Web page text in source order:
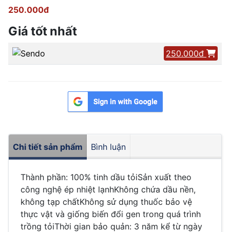
250.000đ
Giá tốt nhất
250.000đ
Chi tiết sản phẩm Bình luận
Thành phần: 100% tinh dầu tỏiSản xuất theo
công nghệ ép nhiệt lạnhKhông chứa dầu nền,
không tạp chấtKhông sử dụng thuốc bảo vệ
thực vật và giống biến đổi gen trong quá trình
trồng tỏiThời gian bảo quản: 3 năm kể từ ngày